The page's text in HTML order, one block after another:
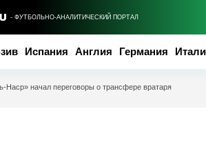
- ФУТБОЛЬНО-АНАЛИТИЧЕСКИЙ ПОРТАЛ
Испания Англия Германия
Наср» начал переговоры о трансфере вратаря